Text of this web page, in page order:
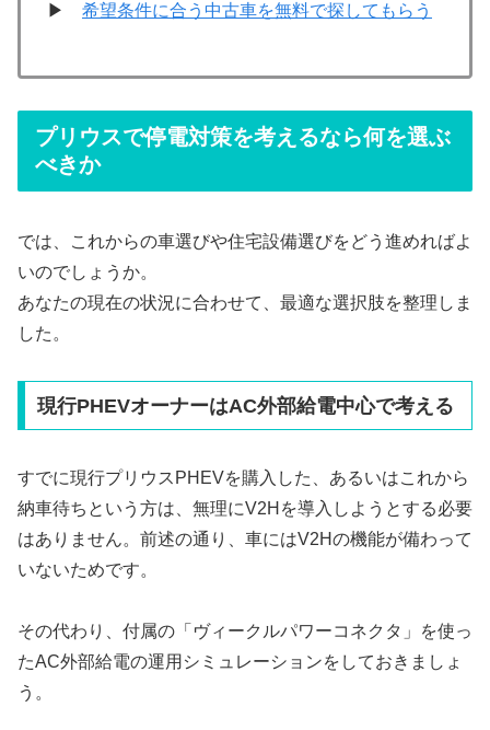
▶ 希望条件に合う中古車を無料で探してもらう
プリウスで停電対策を考えるなら何を選ぶ
べきか
では、これからの車選びや住宅設備選びをどう進めればよ
いのでしょうか。
あなたの現在の状況に合わせて、最適な選択肢を整理しま
した。
現行PHEVオーナーはAC外部給電中心で考える
すでに現行プリウスPHEVを購入した、あるいはこれから
納車待ちという方は、無理にV2Hを導入しようとする必要
はありません。前述の通り、車にはV2Hの機能が備わって
いないためです。
その代わり、付属の「ヴィークルパワーコネクタ」を使っ
たAC外部給電の運用シミュレーションをしておきましょ
う。